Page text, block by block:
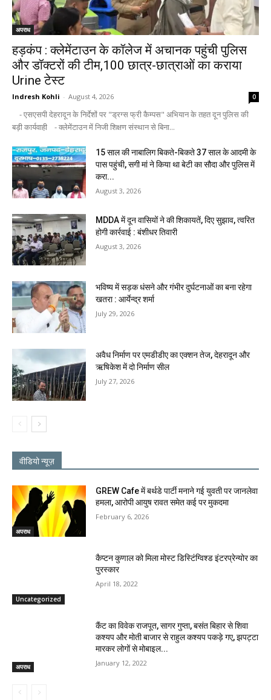
अपराध
हड़कंप : क्लेमेंटाउन के कॉलेज में अचानक पहुंची पुलिस
और डॉक्टरों की टीम,100 छात्र-छात्राओं का कराया
Urine टेस्ट
Indresh Kohli - August 4, 2026 0
- एसएसपी देहरादून के निर्देशों पर "ड्रग्स फ्री कैम्पस" अभियान के तहत दून पुलिस की
बड़ी कार्यवाही - क्लेमेंटाउन में निजी शिक्षण संस्थान से बिना...
15 साल की नाबालिग बिकते-बिकते 37 साल के आदमी के
पास पहुंची, सगी मां ने किया था बेटी का सौदा और पुलिस में
करा...
August 3, 2026
MDDA में दून वासियों ने की शिकायतें, दिए सुझाव, त्वरित
होगी कार्रवाई : बंशीधर तिवारी
August 3, 2026
भविष्य में सड़क धंसने और गंभीर दुर्घटनाओं का बना रहेगा
खतरा : आर्येन्द्र शर्मा
July 29, 2026
अवैध निर्माण पर एमडीडीए का एक्शन तेज, देहरादून और
ऋषिकेश में दो निर्माण सील
July 27, 2026
वीडियो न्यूज़
अपराध
GREW Cafe में बर्थडे पार्टी मनाने गई युवती पर जानलेवा
हमला, आरोपी आयुष रावत समेत कई पर मुकदमा
February 6, 2026
Uncategorized
कैप्टन कुणाल को मिला मोस्ट डिस्टिंग्विश्ड इंटरप्रेन्योर का
पुरस्कार
April 18, 2022
अपराध
कैंट का विवेक राजपूत, सागर गुप्ता, बसंत बिहार से शिवा
कश्यप और मोती बाजार से राहुल कश्यप पकड़े गए, झपट्टा
मारकर लोगों से मोबाइल...
January 12, 2022